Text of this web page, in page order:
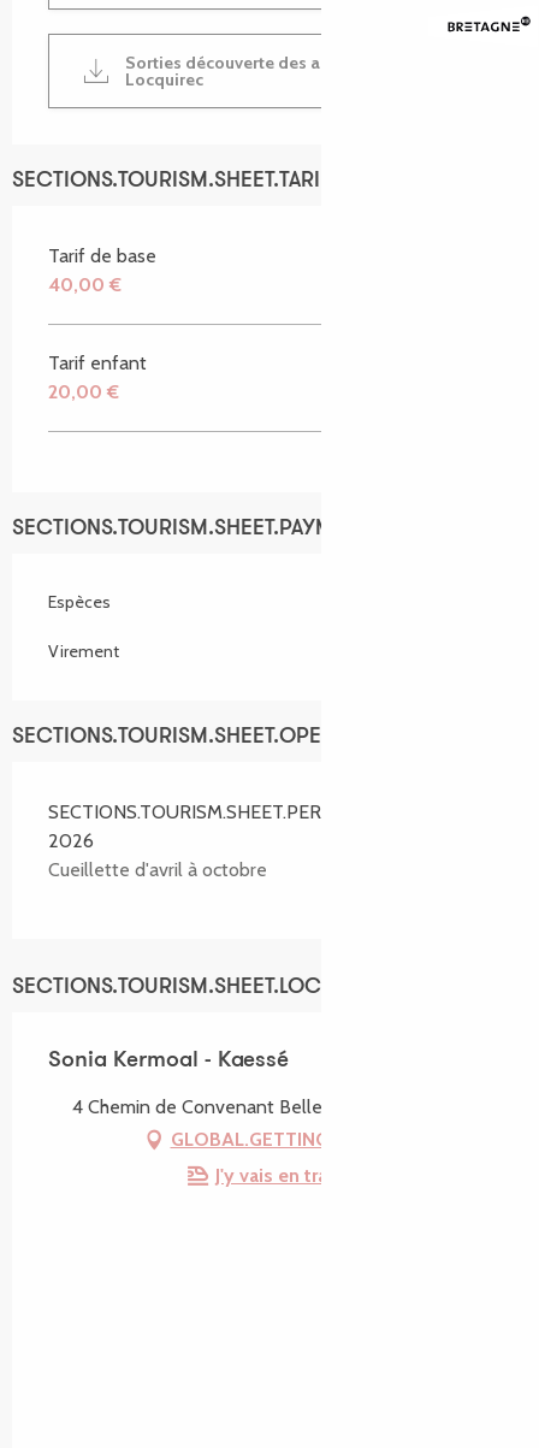
Sorties découverte des algues à
Locquirec
SECTIONS.TOURISM.SHEET.TARIFFS.TARIFFS
Tarif de base
40,00 €
Tarif enfant
20,00 €
SECTIONS.TOURISM.SHEET.PAYMENTS_METHODS
Espèces
Virement
SECTIONS.TOURISM.SHEET.OPENINGS
SECTIONS.TOURISM.SHEET.PERIODS.ALL_YEAR
2026
Cueillette d'avril à octobre
SECTIONS.TOURISM.SHEET.LOCATION
Sonia Kermoal - Kaessé
4 Chemin de Convenant Bellec, 22300 Lannion
GLOBAL.GETTING_THERE
J'y vais en train !